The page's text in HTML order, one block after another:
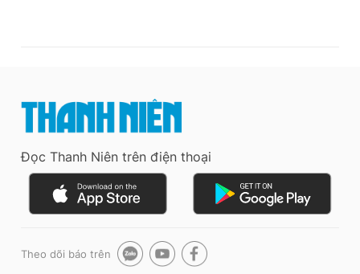
Đọc Thanh Niên trên điện thoại
Theo dõi báo trên